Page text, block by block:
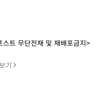
트 무단전재 및 재배포금지>
기